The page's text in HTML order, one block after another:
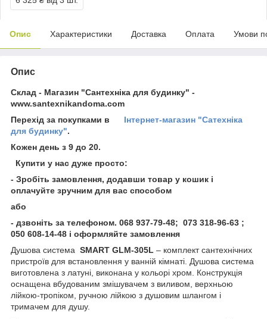
Опис Характеристики Доставка Оплата Умови
Опис
Склад - Магазин "Сантехніка для будинку" -
www.santexnikandoma.com
Перехід за покупками в Інтернет-магазин "Сатехніка
для будинку".
Кожен день з 9 до 20.
Купити у нас дуже просто:
- Зробіть замовлення, додавши товар у кошик і
оплачуйте зручним для вас способом
або
- дзвоніть за телефоном. 068 937-79-48; 073 318-96-63 ;
050 608-14-48 і оформляйте замовлення
Душова система SMART GLM-305L – комплект сантехнічних
пристроїв для встановлення у ванній кімнаті. Душова система
виготовлена з латуні, виконана у кольорі хром. Конструкція
оснащена вбудованим змішувачем з виливом, верхньою
лійкою-тропіком, ручною лійкою з душовим шлангом і
тримачем для душу.